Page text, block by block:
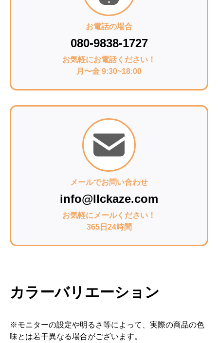
お電話の場合
080-9838-1727
お気軽にお電話ください！
月〜金 9:30~18:00
メールでお問い合わせ
info@llckaze.com
お気軽にメールください！
365日24時間
カラーバリエーション
※モニターの設定や明るさ等によって、実際の商品の色
味とは若干異なる場合がございます。